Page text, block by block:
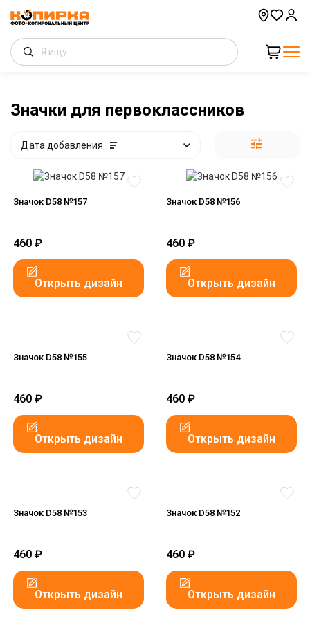
Значки для первоклассников
Дата добавления
Значок D58 №157
460 ₽
Открыть дизайн
Значок D58 №156
460 ₽
Открыть дизайн
Значок D58 №155
460 ₽
Открыть дизайн
Значок D58 №154
460 ₽
Открыть дизайн
Значок D58 №153
460 ₽
Открыть дизайн
Значок D58 №152
460 ₽
Открыть дизайн